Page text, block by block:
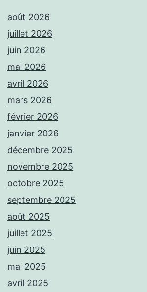
août 2026
juillet 2026
juin 2026
mai 2026
avril 2026
mars 2026
février 2026
janvier 2026
décembre 2025
novembre 2025
octobre 2025
septembre 2025
août 2025
juillet 2025
juin 2025
mai 2025
avril 2025